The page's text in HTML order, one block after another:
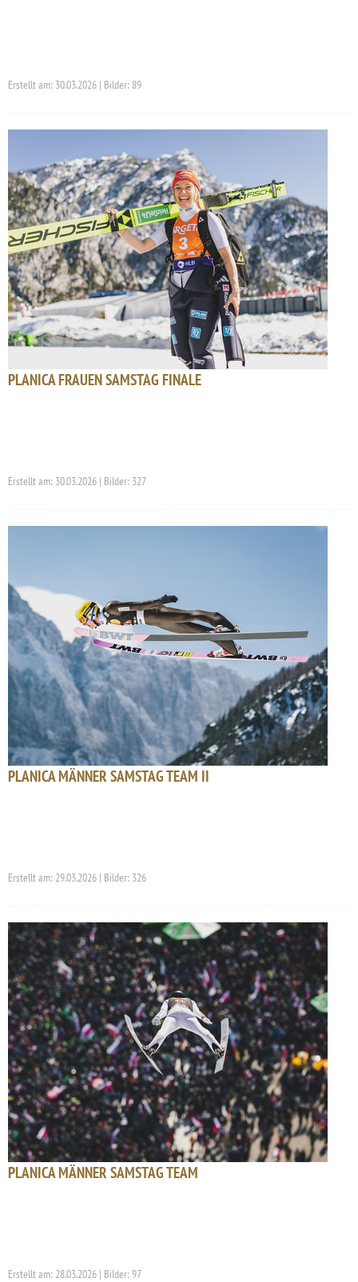
Erstellt am: 30.03.2026 | Bilder: 89
PLANICA FRAUEN SAMSTAG FINALE
Erstellt am: 30.03.2026 | Bilder: 327
PLANICA MÄNNER SAMSTAG TEAM II
Erstellt am: 29.03.2026 | Bilder: 326
PLANICA MÄNNER SAMSTAG TEAM
Erstellt am: 28.03.2026 | Bilder: 97